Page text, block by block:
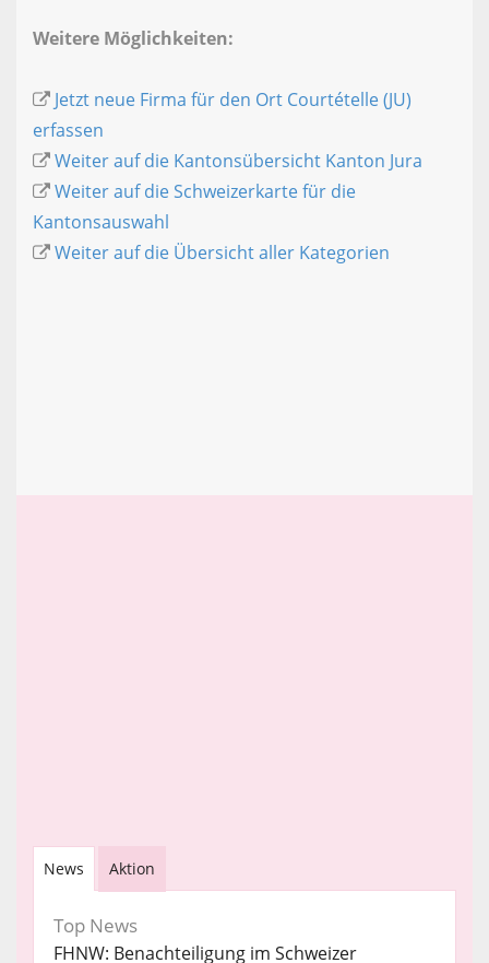
Weitere Möglichkeiten:
Jetzt neue Firma für den Ort Courtételle (JU)
erfassen
Weiter auf die Kantonsübersicht Kanton Jura
Weiter auf die Schweizerkarte für die
Kantonsauswahl
Weiter auf die Übersicht aller Kategorien
News Aktion
Top News
FHNW: Benachteiligung im Schweizer